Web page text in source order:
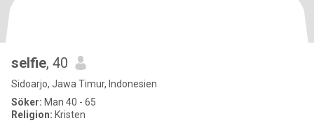
selfie, 40
Sidoarjo, Jawa Timur, Indonesien
Söker: Man 40 - 65
Religion: Kristen